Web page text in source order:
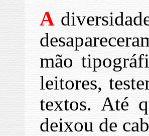
A
mão
leitores,
textos. Até
deixou de